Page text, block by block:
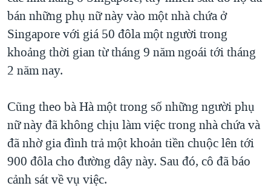
QUAN HỆ VIỆT MỸ
bán những phụ nữ này vào một nhà chứa ở
Singapore với giá 50 đôla một người trong
khoảng thời gian từ tháng 9 năm ngoái tới tháng
2 năm nay.
Cũng theo bà Hà một trong số những người phụ
nữ này đã không chịu làm việc trong nhà chứa và
đã nhờ gia đình trả một khoản tiền chuộc lên tới
900 đôla cho đường dây này. Sau đó, cô đã báo
cảnh sát về vụ việc.